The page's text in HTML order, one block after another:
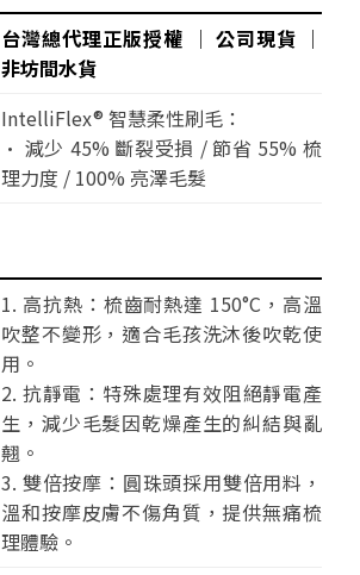
台灣總代理正版授權 │ 公司現貨 │
非坊間水貨
IntelliFlex® 智慧柔性刷毛：
• 減少 45% 斷裂受損 / 節省 55% 梳
理力度 / 100% 亮澤毛髮
1. 高抗熱：梳齒耐熱達 150°C，高溫
吹整不變形，適合毛孩洗沐後吹乾使
用。
2. 抗靜電：特殊處理有效阻絕靜電產
生，減少毛髮因乾燥產生的糾結與亂
翹。
3. 雙倍按摩：圓珠頭採用雙倍用料，
溫和按摩皮膚不傷角質，提供無痛梳
理體驗。